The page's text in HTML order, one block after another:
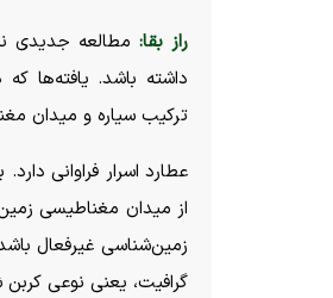
راز بقا:مطالعه جدیدی
ترکیب سیاره و میدان
عطارد اسرار فراوانی
از میدان مغناطیسی
زمین‌شناسی غیرفعال
گرافیت، یعنی نوعی کربن